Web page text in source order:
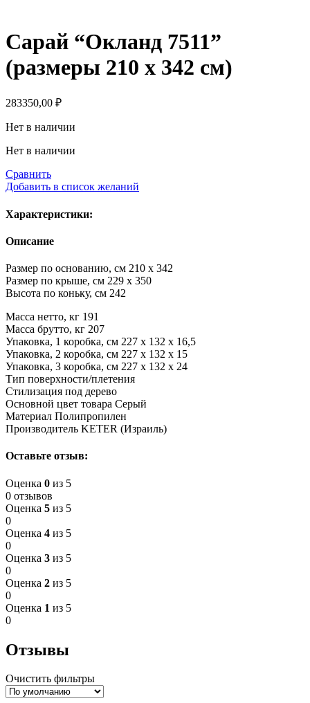
Сарай “Окланд 7511”
(размеры 210 х 342 см)
283350,00 ₽
Нет в наличии
Нет в наличии
Сравнить
Добавить в список желаний
Характеристики:
Описание
Размер по основанию, см 210 х 342
Размер по крыше, см 229 x 350
Высота по коньку, см 242
Масса нетто, кг 191
Масса брутто, кг 207
Упаковка, 1 коробка, см 227 x 132 x 16,5
Упаковка, 2 коробка, см 227 x 132 x 15
Упаковка, 3 коробка, см 227 x 132 x 24
Тип поверхности/плетения
Стилизация под дерево
Основной цвет товара Серый
Материал Полипропилен
Производитель KETER (Израиль)
Оставьте отзыв:
Оценка 0 из 5
0 отзывов
Оценка 5 из 5
0
Оценка 4 из 5
0
Оценка 3 из 5
0
Оценка 2 из 5
0
Оценка 1 из 5
0
Отзывы
Очистить фильтры